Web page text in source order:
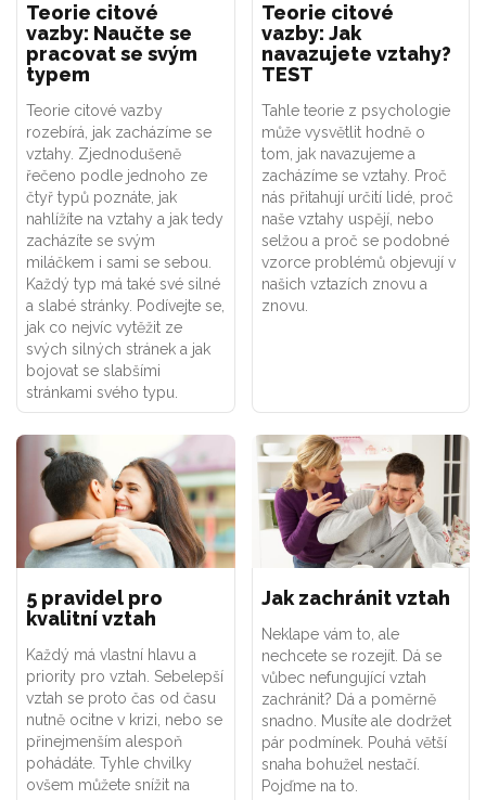
Teorie citové
vazby: Naučte se
pracovat se svým
typem
Teorie citové vazby
rozebírá, jak zacházíme se
vztahy. Zjednodušeně
řečeno podle jednoho ze
čtyř typů poznáte, jak
nahlížíte na vztahy a jak tedy
zacházíte se svým
miláčkem i sami se sebou.
Každý typ má také své silné
a slabé stránky. Podívejte se,
jak co nejvíc vytěžit ze
svých silných stránek a jak
bojovat se slabšími
stránkami svého typu.
Teorie citové
vazby: Jak
navazujete vztahy?
TEST
Tahle teorie z psychologie
může vysvětlit hodně o
tom, jak navazujeme a
zacházíme se vztahy. Proč
nás přitahují určití lidé, proč
naše vztahy uspějí, nebo
selžou a proč se podobné
vzorce problémů objevují v
našich vztazích znovu a
znovu.
5 pravidel pro
kvalitní vztah
Každý má vlastní hlavu a
priority pro vztah. Sebelepší
vztah se proto čas od času
nutně ocitne v krizi, nebo se
přinejmenším alespoň
pohádáte. Tyhle chvilky
ovšem můžete snížit na
Jak zachránit vztah
Neklape vám to, ale
nechcete se rozejít. Dá se
vůbec nefungující vztah
zachránit? Dá a poměrně
snadno. Musíte ale dodržet
pár podmínek. Pouhá větší
snaha bohužel nestačí.
Pojďme na to.